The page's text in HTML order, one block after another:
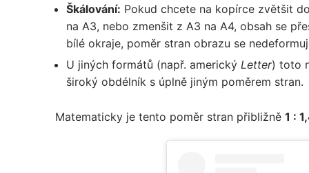
Škálování: Pokud chcete na kopírce zvětšit
na A3, nebo zmenšit z A3 na A4, obsah se
bílé okraje, poměr stran obrazu se
U jiných formátů (např. americký Letter) toto
široký obdélník s úplně jiným poměrem stran.
Matematicky je tento poměr stran přibližně 1 :